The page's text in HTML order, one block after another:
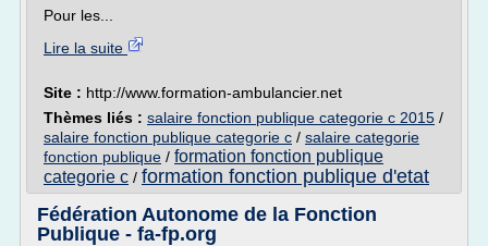
Pour les...
Lire la suite
Site : http://www.formation-ambulancier.net
Thèmes liés : salaire fonction publique categorie c 2015 /
salaire fonction publique categorie c / salaire categorie
fonction publique / formation fonction publique
categorie c / formation fonction publique d'etat
Fédération Autonome de la Fonction
Publique - fa-fp.org